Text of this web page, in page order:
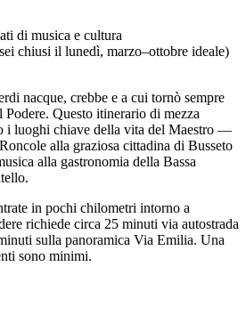
di musica e cultura
chiusi il lunedì, marzo–ottobre ideale)
nacque, crebbe e a cui tornò sempre
Questo itinerario di mezza
i luoghi chiave della vita del Maestro —
alla graziosa cittadina di Busseto
alla gastronomia della Bassa
in pochi chilometri intorno a
richiede circa 25 minuti via autostrada
sulla panoramica Via Emilia. Una
sono minimi.